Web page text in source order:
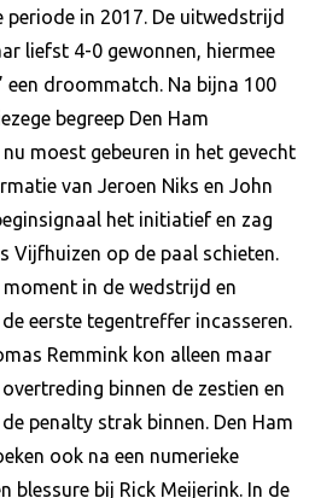
periode in 2017. De uitwedstrijd
liefst 4-0 gewonnen, hiermee
een droommatch. Na bijna 100
begreep Den Ham
moest gebeuren in het gevecht
van Jeroen Niks en John
het initiatief en zag
Vijfhuizen op de paal schieten.
moment in de wedstrijd en
eerste tegentreffer incasseren.
Remmink kon alleen maar
binnen de zestien en
penalty strak binnen. Den Ham
ook na een numerieke
blessure bij Rick Meijerink. In de